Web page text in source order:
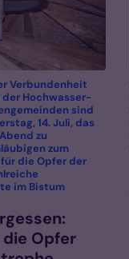
Verbundenheit
Hochwasser-
sind
14. Juli, das
zu
zum
die Opfer der
im Bistum
Opfer